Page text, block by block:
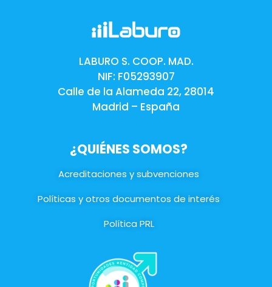
LABURO S. COOP. MAD.
NIF: F05293907
Calle de la Alameda 22, 28014
Madrid – España
¿QUIÉNES SOMOS?
Acreditaciones y subvenciones
Políticas y otros documentos de interés
Política PRL